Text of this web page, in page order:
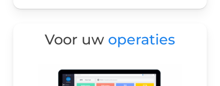
Voor uw operaties